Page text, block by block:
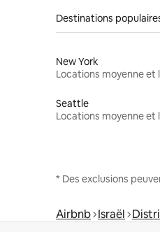
Destinations
New York
Seattle
* Des exclusions
Airbnb Israël